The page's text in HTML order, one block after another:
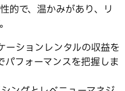
的で、温かみがあり、リ
ーションレンタルの収益を
フォーマンスを把握しま